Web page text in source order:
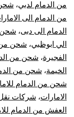
من الدمام لدبي، شحن
من الدمام الى
الدمام الى دبى، شحن
الي ابوظبي، شحن من
الفجيرة، شحن من
الخيمة، شحن من
شحن من الدمام
الامارات، شركات
العفش من الدمام